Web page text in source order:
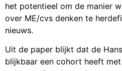
het potentieel om de manier
over ME/cvs denken te
nieuws.
Uit de paper blijkt dat de
blijkbaar een cohort heeft